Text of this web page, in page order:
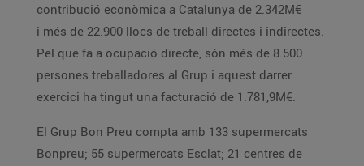
contribució econòmica a Catalunya de 2.342M€
i més de 22.900 llocs de treball directes i indirectes.
Pel que fa a ocupació directe, són més de 8.500
persones treballadores al Grup i aquest darrer
exercici ha tingut una facturació de 1.781,9M€.
El Grup Bon Preu compta amb 133 supermercats
Bonpreu; 55 supermercats Esclat; 21 centres de